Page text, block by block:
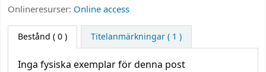
Onlineresurser: Online access
Bestånd ( 0 ) Titelanmärkningar ( 1 )
Inga fysiska exemplar för denna post